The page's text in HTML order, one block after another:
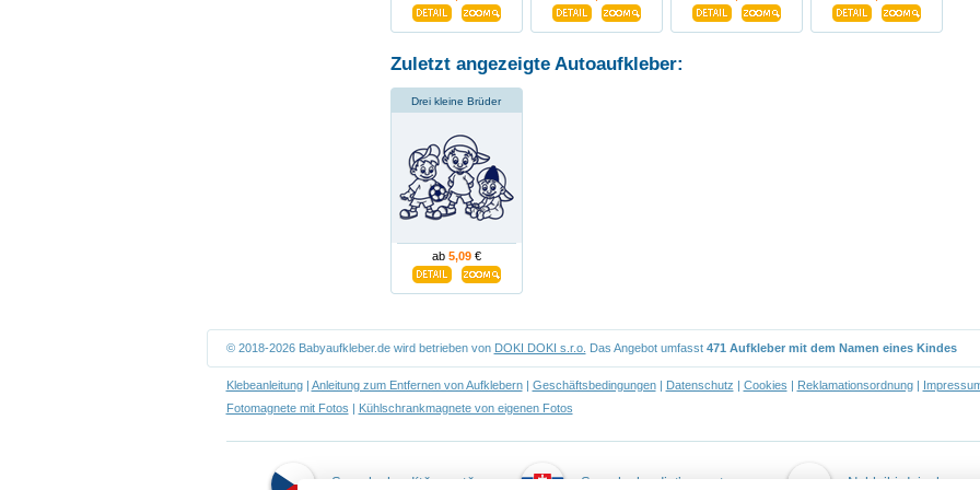
Zuletzt angezeigte Autoaufkleber:
Drei kleine Brüder
ab 5,09€
© 2018-2026 Babyaufkleber.de wird betrieben von DOKI DOKI s.r.o. Das Angebot umfasst 471 Aufkleber mit dem Namen eines Kindes
Klebeanleitung| Anleitung zum Entfernen von Aufklebern| Geschäftsbedingungen| Datenschutz | Cookies | Reklamationsordnung|
Fotomagnete mit Fotos | Kühlschrankmagnete von eigenen Fotos
Samolepky dítě v autě Samolepky dieťa v aute Naklejki dziecko w